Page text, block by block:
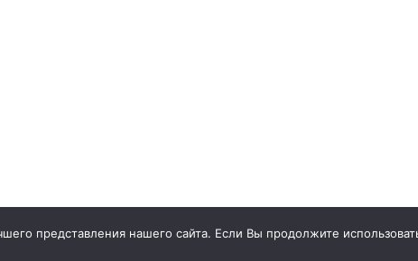
представления нашего сайта. Если Вы продолжите